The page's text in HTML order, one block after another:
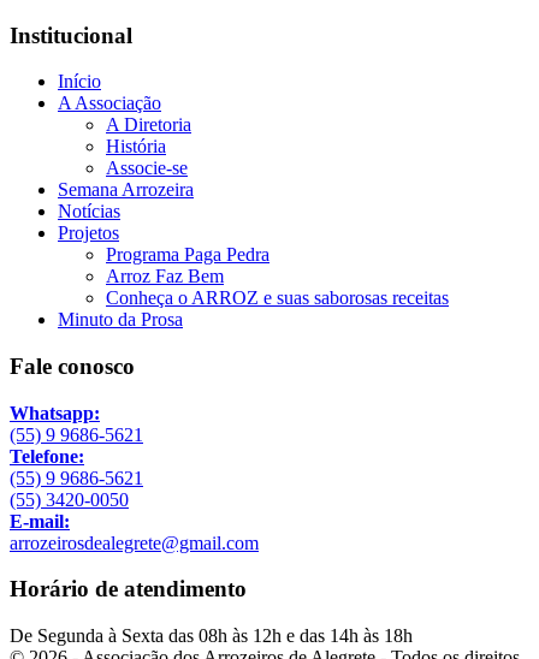
Institucional
Início
A Associação
A Diretoria
História
Associe-se
Semana Arrozeira
Notícias
Projetos
Programa Paga Pedra
Arroz Faz Bem
Conheça o ARROZ e suas saborosas receitas
Minuto da Prosa
Fale conosco
Whatsapp:
(55) 9 9686-5621
Telefone:
(55) 9 9686-5621
(55) 3420-0050
E-mail:
arrozeirosdealegrete@gmail.com
Horário de atendimento
De Segunda à Sexta das 08h às 12h e das 14h às 18h